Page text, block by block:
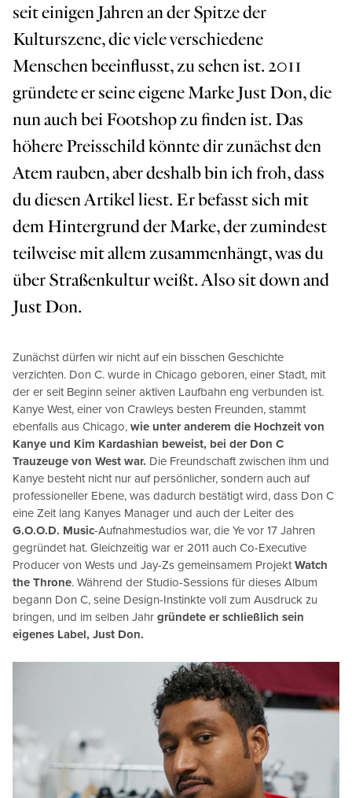
seit einigen Jahren an der Spitze der
Kulturszene, die viele verschiedene
Menschen beeinflusst, zu sehen ist. 2011
gründete er seine eigene Marke Just Don, die
nun auch bei Footshop zu finden ist. Das
höhere Preisschild könnte dir zunächst den
Atem rauben, aber deshalb bin ich froh, dass
du diesen Artikel liest. Er befasst sich mit
dem Hintergrund der Marke, der zumindest
teilweise mit allem zusammenhängt, was du
über Straßenkultur weißt. Also sit down and
Just Don.
Zunächst dürfen wir nicht auf ein bisschen Geschichte
verzichten. Don C. wurde in Chicago geboren, einer Stadt, mit
der er seit Beginn seiner aktiven Laufbahn eng verbunden ist.
Kanye West, einer von Crawleys besten Freunden, stammt
ebenfalls aus Chicago, wie unter anderem die Hochzeit von
Kanye und Kim Kardashian beweist, bei der Don C
Trauzeuge von West war. Die Freundschaft zwischen ihm und
Kanye besteht nicht nur auf persönlicher, sondern auch auf
professioneller Ebene, was dadurch bestätigt wird, dass Don C
eine Zeit lang Kanyes Manager und auch der Leiter des
G.O.O.D. Music-Aufnahmestudios war, die Ye vor 17 Jahren
gegründet hat. Gleichzeitig war er 2011 auch Co-Executive
Producer von Wests und Jay-Zs gemeinsamem Projekt Watch
the Throne. Während der Studio-Sessions für dieses Album
begann Don C, seine Design-Instinkte voll zum Ausdruck zu
bringen, und im selben Jahr gründete er schließlich sein
eigenes Label, Just Don.